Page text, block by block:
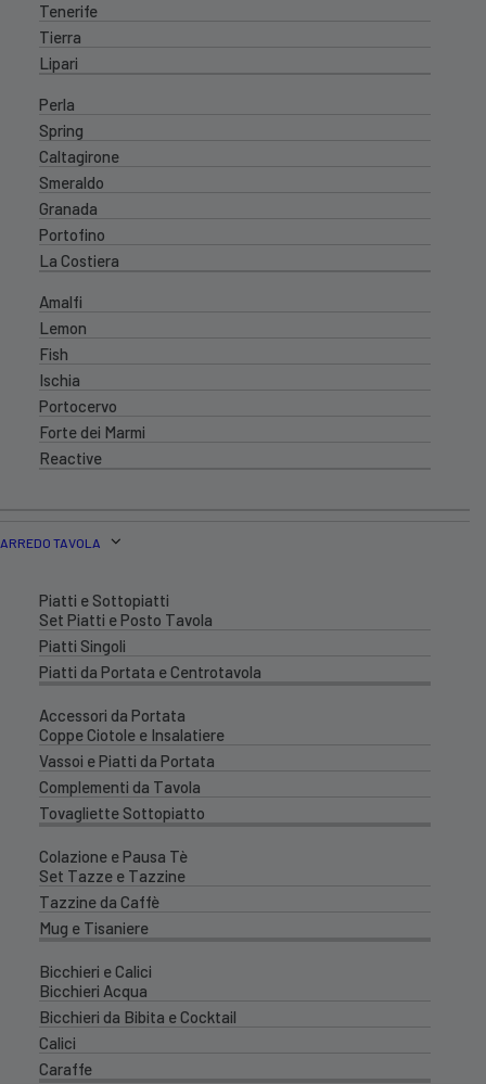
Tenerife
Tierra
Lipari
Perla
Spring
Caltagirone
Smeraldo
Granada
Portofino
La Costiera
Amalfi
Lemon
Fish
Ischia
Portocervo
Forte dei Marmi
Reactive
ARREDO TAVOLA
Piatti e Sottopiatti
Set Piatti e Posto Tavola
Piatti Singoli
Piatti da Portata e Centrotavola
Accessori da Portata
Coppe Ciotole e Insalatiere
Vassoi e Piatti da Portata
Complementi da Tavola
Tovagliette Sottopiatto
Colazione e Pausa Tè
Set Tazze e Tazzine
Tazzine da Caffè
Mug e Tisaniere
Bicchieri e Calici
Bicchieri Acqua
Bicchieri da Bibita e Cocktail
Calici
Caraffe